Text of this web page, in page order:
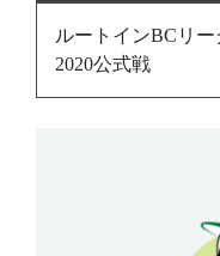
ルートインBCリー
2020公式戦